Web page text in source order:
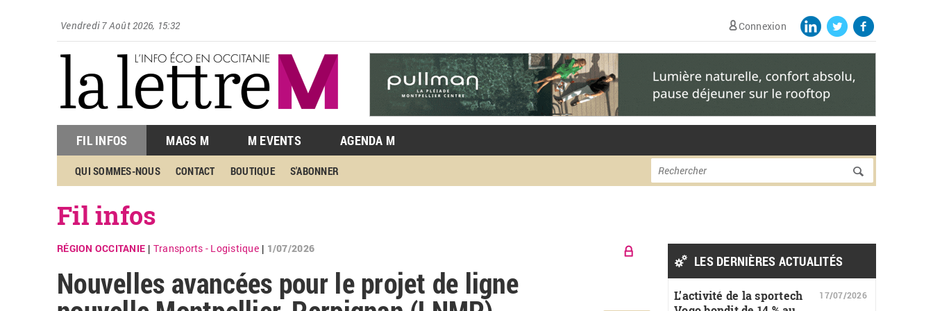
Vendredi 7 Août 2026, 15:32 Connexion
FIL INFOS MAGS M M EVENTS AGENDA M
QUI SOMMES-NOUS CONTACT BOUTIQUE S'ABONNER Formulaire de
Rechercher
Fil infos
RÉGION OCCITANIE Transports - Logistique| 1/07/2026
Nouvelles avancées pour le projet de ligne
LES DERNIÈRES ACTUALITÉS
L’activité de la sportech
17/07/2026